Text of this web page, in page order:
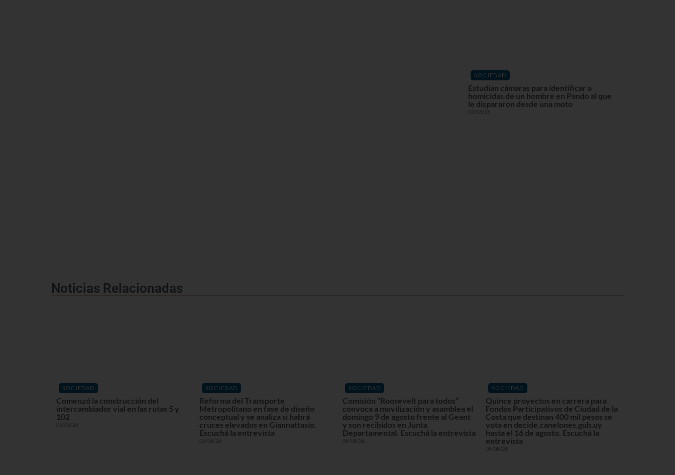
SOCIEDAD
Estudian cámaras para identificar a
homicidas de un hombre en Pando al que
le dispararon desde una moto
03/08/26
Noticias Relacionadas
SOCIEDAD
Comenzó la construcción del
intercambiador vial en las rutas 5 y
102
05/08/26
SOCIEDAD
Reforma del Transporte
Metropolitano en fase de diseño
conceptual y se analiza si habrá
cruces elevados en Giannattasio.
Escuchá la entrevista
05/08/26
SOCIEDAD
Comisión “Roosevelt para todos”
convoca a movilización y asamblea el
domingo 9 de agosto frente al Geant
y son recibidos en Junta
Departamental. Escuchá la entrevista
05/08/26
SOCIEDAD
Quince proyectos en carrera para
Fondos Participativos de Ciudad de la
Costa que destinan 400 mil pesos se
vota en decide.canelones.gub.uy
hasta el 16 de agosto. Escuchá la
entrevista
05/08/26